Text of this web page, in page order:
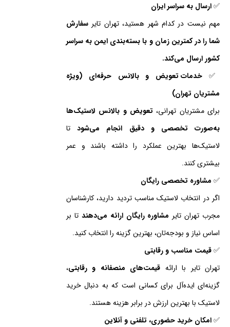
✅ارسال به سراسر ایران
مهم نیست در کدام شهر هستید، تهران تایر سفارش
شما را در کمترین زمان و با بسته‌بندی ایمن به سراسر
کشور ارسال می‌کند.
✅ خدمات تعویض و بالانس حرفه‌ای (ویژه
مشتریان تهران)
برای مشتریان تهرانی، تعویض و بالانس لاستیک‌ها
به‌صورت تخصصی و دقیق انجام می‌شودتا
لاستیک‌ها بهترین عملکرد را داشته باشند و عمر
بیشتری کنند.
✅ مشاوره تخصصی رایگان
اگر در انتخاب لاستیک مناسب تردید دارید، کارشناسان
مجرب تهران تایر مشاوره رایگان ارائه می‌دهند تا بر
اساس نیاز و بودجه‌تان، بهترین گزینه را انتخاب کنید.
✅قیمت مناسب و رقابتی
تهران تایر با ارائه قیمت‌های منصفانه و رقابتی،
گزینه‌ای ایده‌آل برای کسانی است که به دنبال خرید
لاستیک با بهترین ارزش در برابر هزینه هستند.
✅امکان خرید حضوری، تلفنی و آنلاین